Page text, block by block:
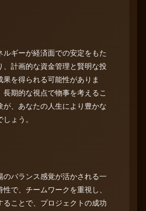
ギーが経済面での安定をもた
、計画的な資金管理と賢明な投
を得られる可能性がありま
期的な視点で物事を考えるこ
が、あなたの人生により豊かな
ょう。
バランス感覚が活かされる一
で、チームワークを重視し、
ことで、プロジェクトの成功